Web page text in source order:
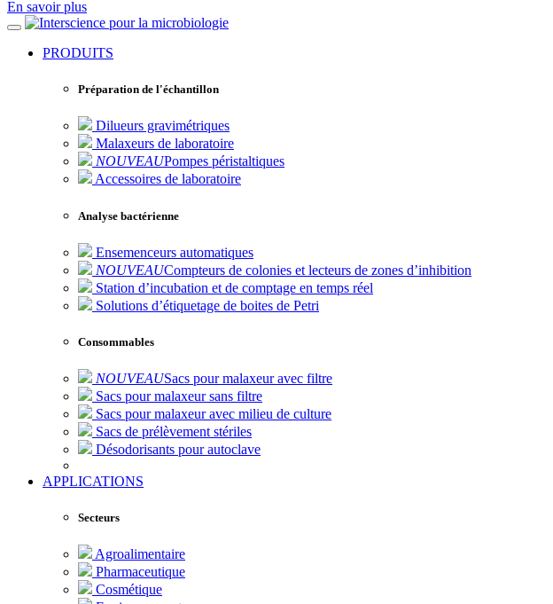
En savoir plus
pour la microbiologie
PRODUITS
Préparation de l'échantillon
Dilueurs gravimétriques
Malaxeurs de laboratoire
NOUVEAUPompes péristaltiques
Accessoires de laboratoire
Analyse bactérienne
Ensemenceurs automatiques
NOUVEAUCompteurs de colonies et lecteurs de zones d’inhibition
Station d’incubation et de comptage en temps réel
Solutions d’étiquetage de boites de Petri
Consommables
NOUVEAUSacs pour malaxeur avec filtre
Sacs pour malaxeur sans filtre
Sacs pour malaxeur avec milieu de culture
Sacs de prélèvement stériles
Désodorisants pour autoclave
APPLICATIONS
Secteurs
Agroalimentaire
Pharmaceutique
Cosmétique